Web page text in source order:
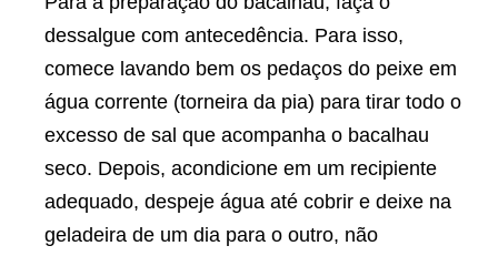
dessalgue com antecedência. Para isso,
comece lavando bem os pedaços do peixe em
água corrente (torneira da pia) para tirar todo o
excesso de sal que acompanha o bacalhau
seco. Depois, acondicione em um recipiente
adequado, despeje água até cobrir e deixe na
geladeira de um dia para o outro, não